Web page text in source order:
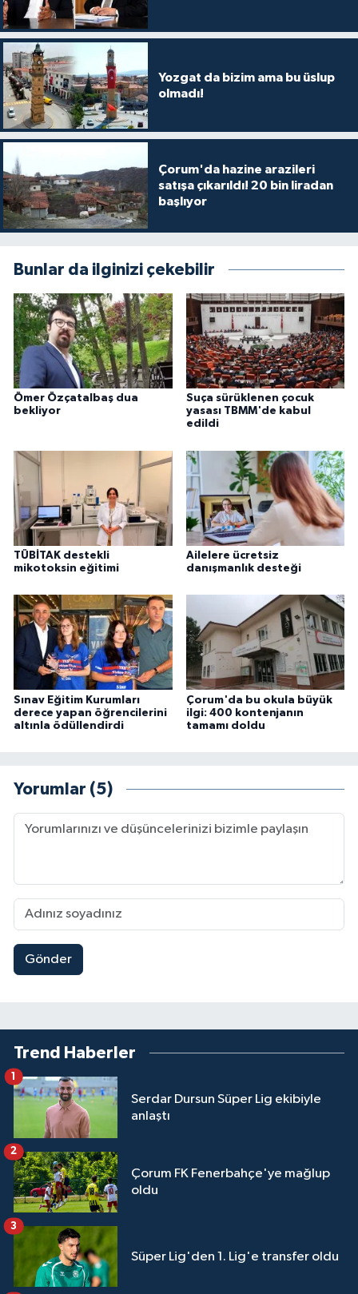
Yozgat da bizim ama bu üslup
olmadı!
Çorum'da hazine arazileri
satışa çıkarıldı! 20 bin liradan
başlıyor
Bunlar da ilginizi çekebilir
Ömer Özçatalbaş dua
bekliyor
Suça sürüklenen çocuk
yasası TBMM'de kabul
edildi
TÜBİTAK destekli
mikotoksin eğitimi
Ailelere ücretsiz
danışmanlık desteği
Sınav Eğitim Kurumları
derece yapan öğrencilerini
altınla ödüllendirdi
Çorum'da bu okula büyük
ilgi: 400 kontenjanın
tamamı doldu
Yorumlar (5)
Gönder
Trend Haberler
Serdar Dursun Süper Lig ekibiyle
anlaştı
1
Çorum FK Fenerbahçe'ye mağlup
oldu
2
Süper Lig'den 1. Lig'e transfer oldu
3